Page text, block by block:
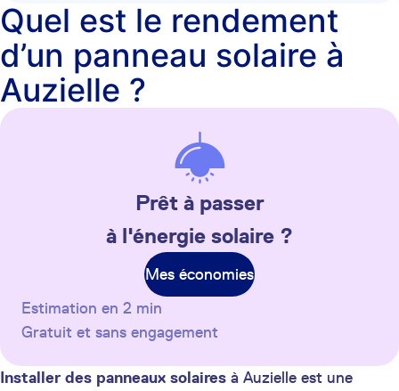
Quel est le rendement
d’un panneau solaire à
Auzielle ?
Prêt à passer
à l'énergie solaire ?
Mes économies
Estimation en 2 min
Gratuit et sans engagement
Installer des panneaux solaires à Auzielle est une